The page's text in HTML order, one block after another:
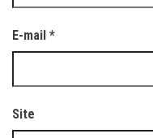
E-mail *
Site